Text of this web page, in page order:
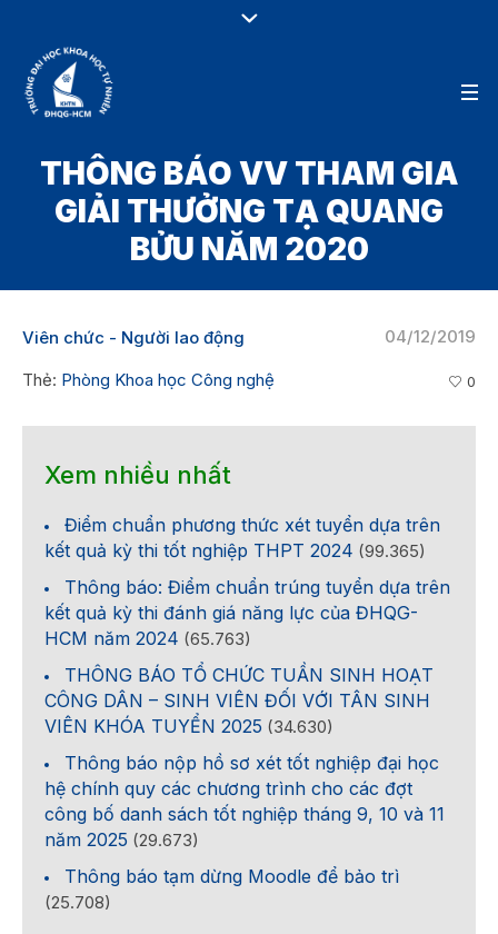
THÔNG BÁO VV THAM GIA
GIẢI THƯỞNG TẠ QUANG
BỬU NĂM 2020
04/12/2019
Viên chức - Người lao động
Thẻ: Phòng Khoa học Công nghệ 0
Xem nhiều nhất
Điểm chuẩn phương thức xét tuyển dựa trên
kết quả kỳ thi tốt nghiệp THPT 2024 (99.365)
Thông báo: Điểm chuẩn trúng tuyển dựa trên
kết quả kỳ thi đánh giá năng lực của ĐHQG-
HCM năm 2024 (65.763)
THÔNG BÁO TỔ CHỨC TUẦN SINH HOẠT
CÔNG DÂN – SINH VIÊN ĐỐI VỚI TÂN SINH
VIÊN KHÓA TUYỂN 2025 (34.630)
Thông báo nộp hồ sơ xét tốt nghiệp đại học
hệ chính quy các chương trình cho các đợt
công bố danh sách tốt nghiệp tháng 9, 10 và 11
năm 2025 (29.673)
Thông báo tạm dừng Moodle để bảo trì
(25.708)